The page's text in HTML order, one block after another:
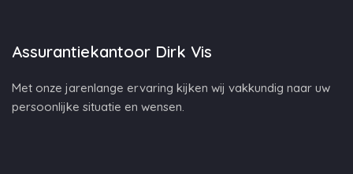
Assurantiekantoor Dirk Vis
Met onze jarenlange ervaring kijken wij vakkundig naar uw
persoonlijke situatie en wensen.